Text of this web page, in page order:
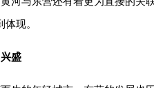
现。
盛